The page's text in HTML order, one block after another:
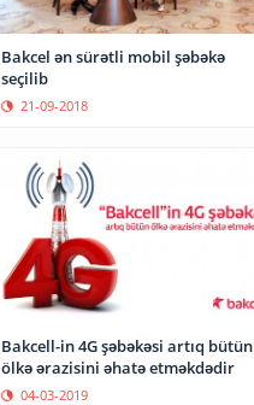
Bakcel ən sürətli mobil şəbəkə
seçilib
21-09-2018
Bakcell-in 4G şəbəkəsi artıq bütün
ölkə ərazisini əhatə etməkdədir
04-03-2019